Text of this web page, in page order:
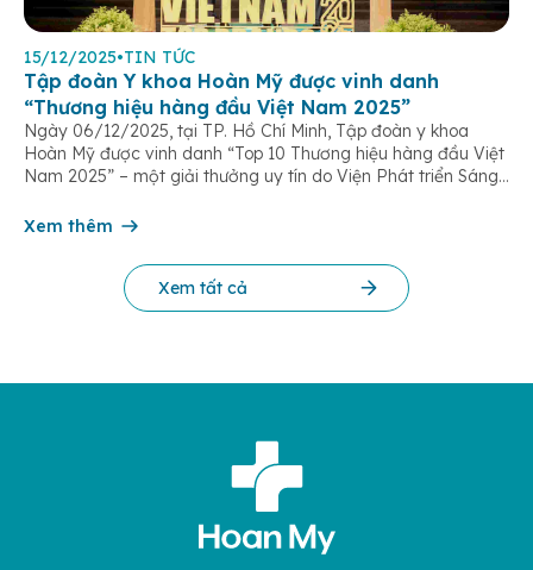
15/12/2025•TIN TỨC
Tập đoàn Y khoa Hoàn Mỹ được vinh danh
“Thương hiệu hàng đầu Việt Nam 2025”
Ngày 06/12/2025, tại TP. Hồ Chí Minh, Tập đoàn y khoa
Hoàn Mỹ được vinh danh “Top 10 Thương hiệu hàng đầu Việt
Nam 2025” – một giải thưởng uy tín do Viện Phát triển Sáng
cứu Phát triển Doanh nghiệp Châu Á […]
Xem thêm
Xem tất cả